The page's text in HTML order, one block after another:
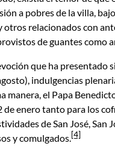
a pobres de la villa,
otros relacionados con
de guantes como
que ha presentado
indulgencias
manera, el Papa
enero tanto para los
de San José, San
y comulgados.[4]